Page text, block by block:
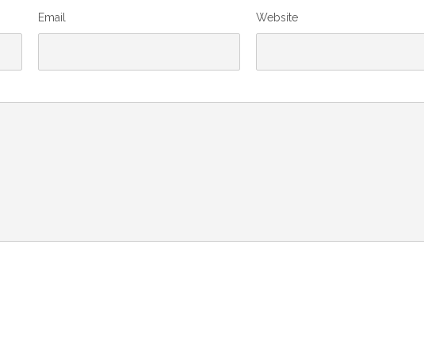
Email Website